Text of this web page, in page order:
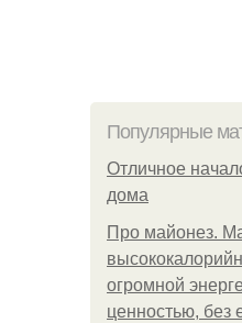
Популярные
Отличное
дома
Про майонез.
огромной
ценностью, без